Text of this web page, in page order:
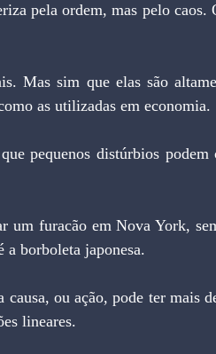
pela ordem, mas pelo caos.
as utilizadas em economia.
a borboleta japonesa.
lineares.